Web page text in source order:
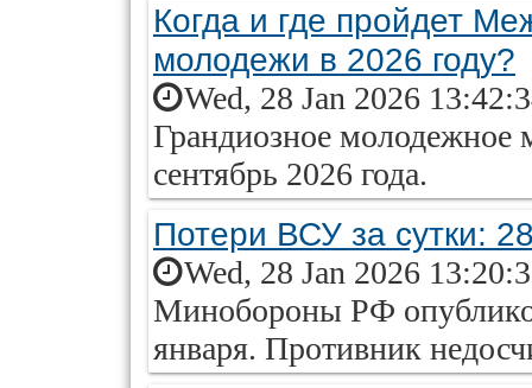
Когда и где пройдет
молодежи в 2026 году?
Wed, 28 Jan 2026
Грандиозное молодежное
сентябрь 2026 года.
Потери ВСУ за сутки:
Wed, 28 Jan 2026
Минобороны РФ
января. Противник